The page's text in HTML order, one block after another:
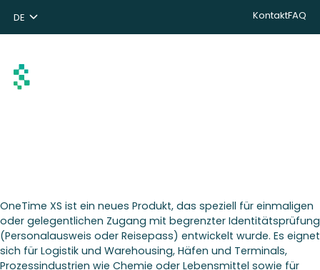
DE
NL
ENG
KontaktFAQ
OneTime XS ist ein neues Produkt, das speziell für einmaligen
oder gelegentlichen Zugang mit begrenzter Identitätsprüfung
(Personalausweis oder Reisepass) entwickelt wurde. Es eignet
sich für Logistik und Warehousing, Häfen und Terminals,
Prozessindustrien wie Chemie oder Lebensmittel sowie für